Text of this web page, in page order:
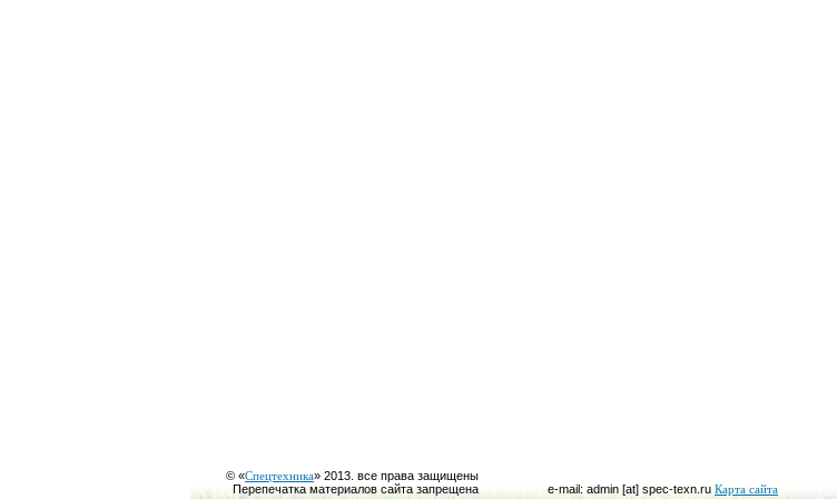
© «Спецтехника» 2013. все права защищены
Перепечатка материалов сайта запрещена
e-mail: admin [at] spec-texn.ru Карта сайта